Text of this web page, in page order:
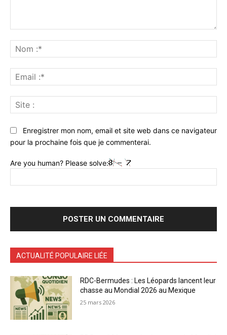
:*
:*
:
Enregistrer mon nom, email et site web dans ce navigateur
pour la prochaine fois que je commenterai.
Are you human? Please solve:
ACTUALITÉ POPULAIRE LIÉE
RDC-Bermudes : Les Léopards lancent leur
chasse au Mondial 2026 au Mexique
25 mars 2026